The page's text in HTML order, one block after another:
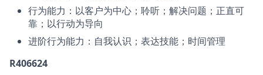
行为能力：以客户为中心；聆听；解决问题；正直可
靠；以行动为导向
进阶行为能力：自我认识；表达技能；时间管理
R406624